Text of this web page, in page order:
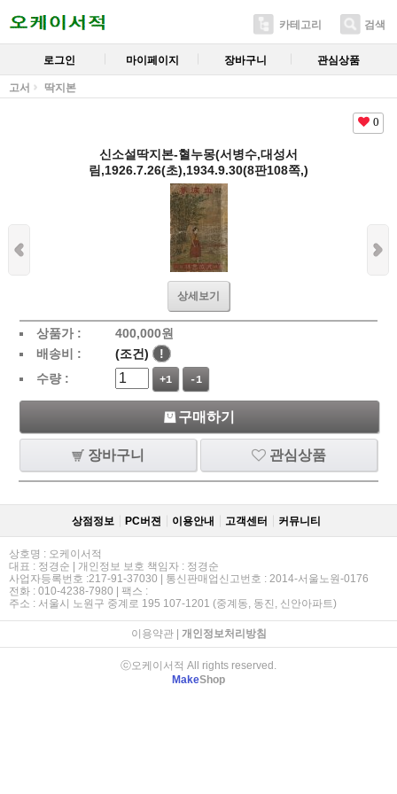
카테고리 검색
로그인 마이페이지 장바구니 관심상품
고서 딱지본
0
신소설딱지본-혈누몽(서병수,대성서
림,1926.7.26(초),1934.9.30(8판108쪽,)
상세보기
상품가 : 400,000원
배송비 :
(조건)
!
수량 :
+1 -1
구매하기
장바구니 관심상품
상점정보 PC버젼 이용안내 고객센터 커뮤니티
상호명 : 오케이서적
대표 : 정경순 | 개인정보 보호 책임자 : 정경순
사업자등록번호 :217-91-37030 | 통신판매업신고번호 : 2014-서울노원-0176
전화 : 010-4238-7980 | 팩스 :
주소 : 서울시 노원구 중계로 195 107-1201 (중계동, 동진, 신안아파트)
이용약관| 개인정보처리방침
ⓒ오케이서적 All rights reserved.
MakeShop